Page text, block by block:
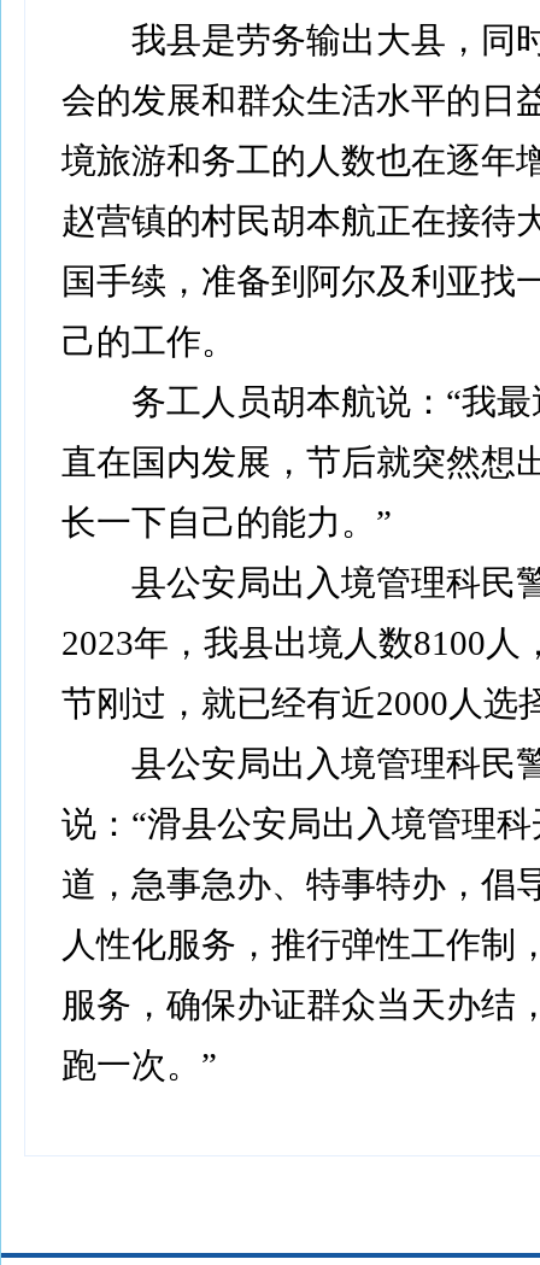
我县是劳务输出大县，同
会的发展和群众生活水平的日
境旅游和务工的人数也在逐年
赵营镇的村民胡本航正在接待
国手续，准备到阿尔及利亚找
己的工作。
务工人员胡本航说：“我最
直在国内发展，节后就突然想
长一下自己的能力。”
县公安局出入境管理科民
2023年，我县出境人数8100人
节刚过，就已经有近2000人选
县公安局出入境管理科民
说：“滑县公安局出入境管理
道，急事急办、特事特办，倡
人性化服务，推行弹性工作制
服务，确保办证群众当天办结
跑一次。”